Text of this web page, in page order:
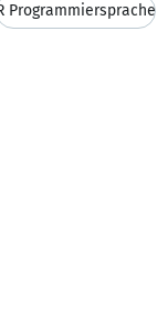
Programmiersprache